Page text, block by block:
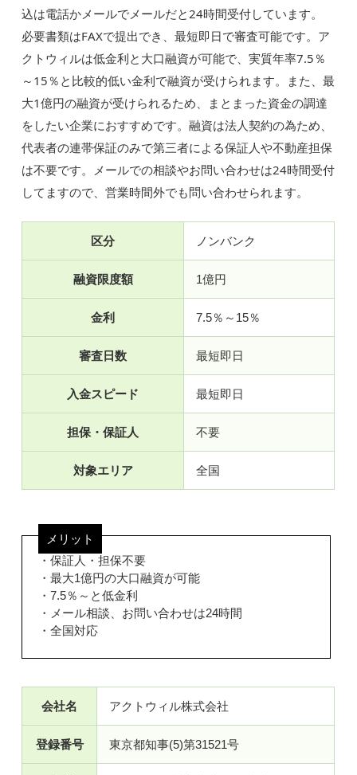
込は電話かメールでメールだと24時間受付しています。
必要書類はFAXで提出でき、最短即日で審査可能です。ア
クトウィルは低金利と大口融資が可能で、実質年率7.5％
～15％と比較的低い金利で融資が受けられます。また、最
大1億円の融資が受けられるため、まとまった資金の調達
をしたい企業におすすめです。融資は法人契約の為ため、
代表者の連帯保証のみで第三者による保証人や不動産担保
は不要です。メールでの相談やお問い合わせは24時間受付
してますので、営業時間外でも問い合わせられます。
区分 ノンバンク
融資限度額 1億円
金利 7.5％～15％
審査日数 最短即日
入金スピード 最短即日
担保・保証人 不要
対象エリア 全国
メリット
・保証人・担保不要
・最大1億円の大口融資が可能
・7.5％～と低金利
・メール相談、お問い合わせは24時間
・全国対応
会社名 アクトウィル株式会社
登録番号 東京都知事(5)第31521号